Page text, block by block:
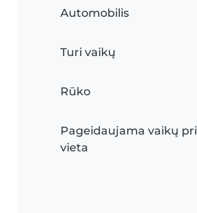
Automobilis
Turi vaikų
Rūko
Pageidaujama vaikų
vieta